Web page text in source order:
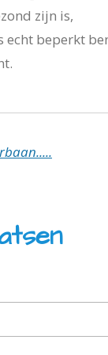
zijn is,
echt beperkt